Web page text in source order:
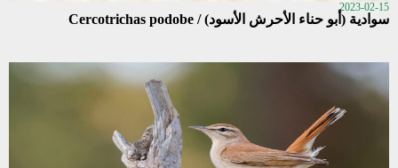
2023-02-15
سوادية (أبو حناء الأحرش الأسود) / Cercotrichas podobe